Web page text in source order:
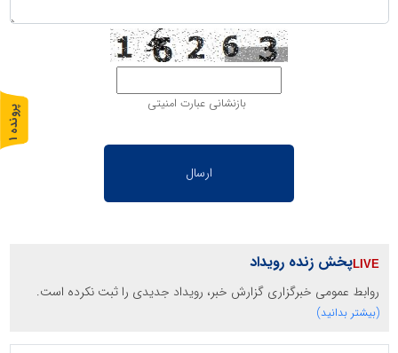
بازنشانی عبارت امنیتی
پخش زنده رویداد
روابط عمومی خبرگزاری گزارش خبر، رویداد جدیدی را ثبت نکرده است.
(بیشتر بدانید)
پ
ر
و
ن
د
ه
1